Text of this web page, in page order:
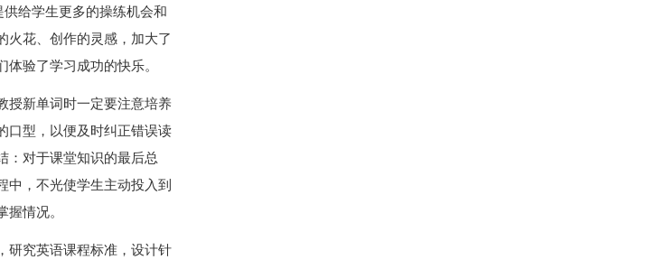
给学生更多的操练机会和
火花、创作的灵感，加大了
验了学习成功的快乐。
授新单词时一定要注意培养
口型，以便及时纠正错误读
：对于课堂知识的最后总
中，不光使学生主动投入到
情况。
研究英语课程标准，设计针